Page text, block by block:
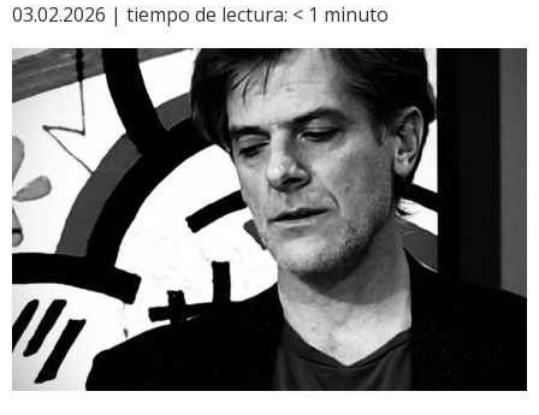
03.02.2026 | tiempo de lectura: < 1 minuto